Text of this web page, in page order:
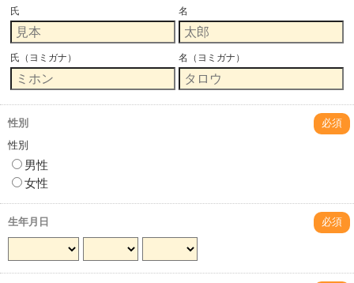
氏 名
氏（ヨミガナ） 名（ヨミガナ）
性別
必須
性別
男性
女性
生年月日 必須